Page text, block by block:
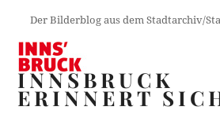
Der Bilderblog aus dem Stadtarchiv/
INNSBRUCK
ERINNERT